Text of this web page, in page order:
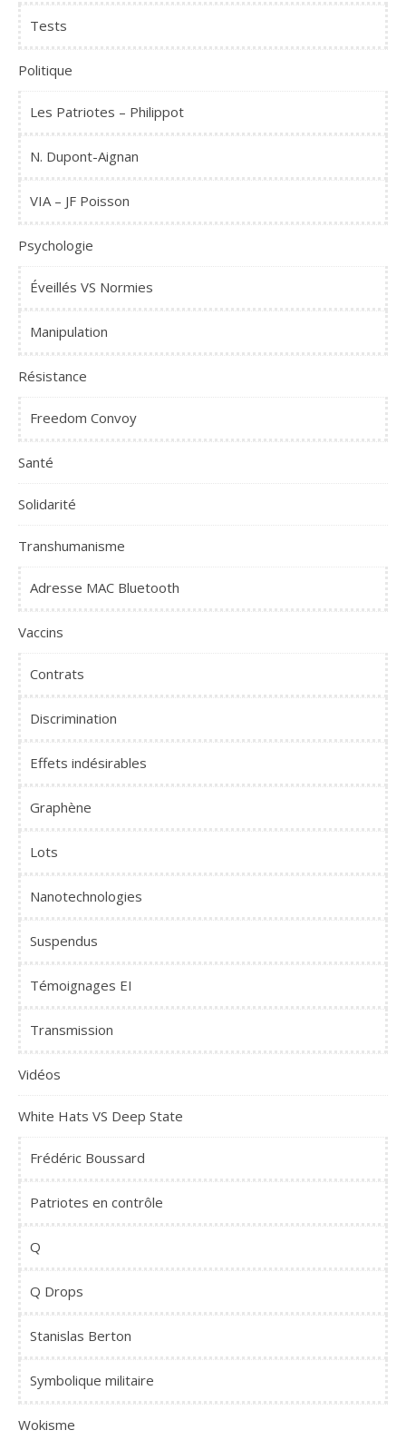
Tests
Politique
Les Patriotes – Philippot
N. Dupont-Aignan
VIA – JF Poisson
Psychologie
Éveillés VS Normies
Manipulation
Résistance
Freedom Convoy
Santé
Solidarité
Transhumanisme
Adresse MAC Bluetooth
Vaccins
Contrats
Discrimination
Effets indésirables
Graphène
Lots
Nanotechnologies
Suspendus
Témoignages EI
Transmission
Vidéos
White Hats VS Deep State
Frédéric Boussard
Patriotes en contrôle
Q
Q Drops
Stanislas Berton
Symbolique militaire
Wokisme